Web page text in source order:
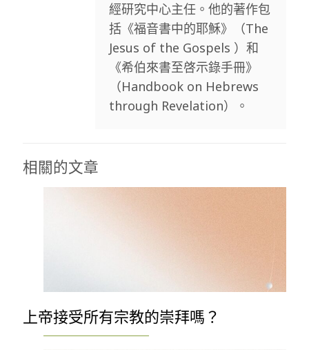
經研究中心主任。他的著作包
括《福音書中的耶穌》（The
Jesus of the Gospels ）和
《希伯來書至啓示錄手冊》
（Handbook on Hebrews
through Revelation）。
相關的文章
上帝接受所有宗教的崇拜嗎？